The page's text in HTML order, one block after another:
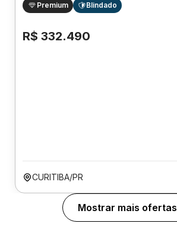
Premium Blindado
R$ 332.490
CURITIBA/PR
Mostrar mais ofertas